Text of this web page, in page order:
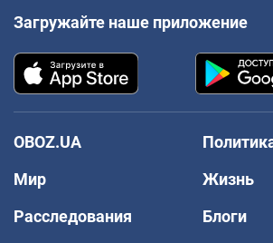
Загружайте наше приложение
OBOZ.UA
Мир
Жизнь
Расследования
Блоги